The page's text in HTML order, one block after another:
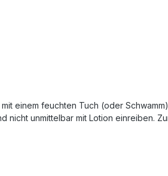
einem feuchten Tuch (oder
unmittelbar mit Lotion einreiben.